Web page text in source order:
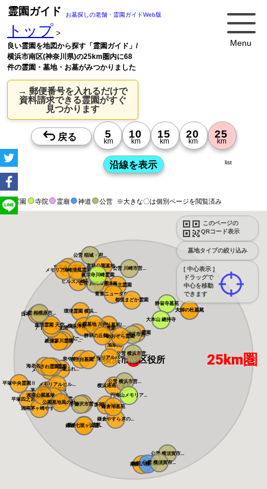
Menu
霊園ガイド お墓探しの老舗・霊園ガイドWeb版
トップ >
良い霊園を地図から探す「霊園ガイド」/
横浜市南区(神奈川県)の25km圏内に68
件の霊園・墓地・お墓がみつかりました
→ 郵便番号を入れるだけで
資料請求できる霊園がすぐ
見つかります
霊園 寺院 霊廟 神道 公営 ※大きな〇は個別ページを閲覧済み
このページの
QRコード表示
墓地タイプの絞り込み
[ 中心表示 ]
ドラッグで
中心を移動
できます
list
東京多摩霊園
メモリアルフォ...
公営 稲城・府...
横浜中央霊園
環境霊園 横浜...
都筑港北霊園
朝陽の杜墓苑(...
横浜港南台霊園
メモリアルサン...
旭翠苑
横浜あさひ霊園
横浜浄苑 ふれ...
あざみ野浄苑
ヒルズ川崎聖地
川崎清風霊園
高級公園墓地 ...
鎌倉富士見墓苑
鎌倉七里ヶ浜霊...
メモリアルパー...
藤沢・綾瀬ふれ...
茅ヶ崎霊園 永...
湘南恵日霊園
平塚四之宮霊園
南葉山霊園
鶴岡八幡宮墓苑
日本庭園陵墓 ...
メモリアルパー...
県央綾瀬霊園
メモリアルパー...
綾瀬蓼川霊園
アドミール座間
座間霊園 天空...
海老名フォーシ...
平塚中央霊園Ⅱ
公園墓地 川井...
メモリアルヒル...
大師の杜墓苑
泉やすらぎの丘...
鎌倉やすらぎの...
多聞院墓苑
さわ霊園
静林の丘鶴ヶ峰...
メモリアルガー...
鎌倉湖墓苑
大師の杜墓苑
弥生台墓園 横...
静翁寺墓苑
公営 川崎市営...
公営 川崎市営...
公営 相模原市...
公営 藤沢市営...
公営 藤沢市営...
公営 横須賀市...
公営 横須賀市...
公営 横浜市営...
公営 横浜市営...
公営 横浜市営...
円海山メモリア...
湘南エバーグリ...
青葉ニュータウ...
あおぞら霊園
都筑まどか霊園
湘南茅ヶ崎やす...
大本山 總持寺
メモリアルパー...
眞宗寺川崎霊園
湘南公園墓地 ...
公園墓地風の杜...
横浜市南区役所 25km圏